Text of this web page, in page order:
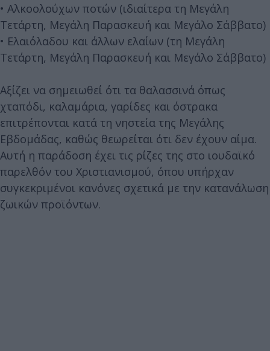
• Αλκοολούχων ποτών (ιδιαίτερα τη Μεγάλη
Τετάρτη, Μεγάλη Παρασκευή και Μεγάλο Σάββατο)
• Ελαιόλαδου και άλλων ελαίων (τη Μεγάλη
Τετάρτη, Μεγάλη Παρασκευή και Μεγάλο Σάββατο)
Αξίζει να σημειωθεί ότι τα θαλασσινά όπως
χταπόδι, καλαμάρια, γαρίδες και όστρακα
επιτρέπονται κατά τη νηστεία της Μεγάλης
Εβδομάδας, καθώς θεωρείται ότι δεν έχουν αίμα.
Αυτή η παράδοση έχει τις ρίζες της στο ιουδαϊκό
παρελθόν του Χριστιανισμού, όπου υπήρχαν
συγκεκριμένοι κανόνες σχετικά με την κατανάλωση
ζωικών προϊόντων.